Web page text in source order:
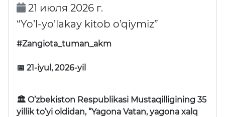
21 июля 2026 г.
“Yo’l-yo’lakay kitob o’qiymiz”
#Zangiota_tuman_akm
📅 21-iyul, 2026-yil
🏛 O’zbekiston Respublikasi Mustaqilligining 35
yillik to’yi oldidan, “Yagona Vatan, yagona xalq